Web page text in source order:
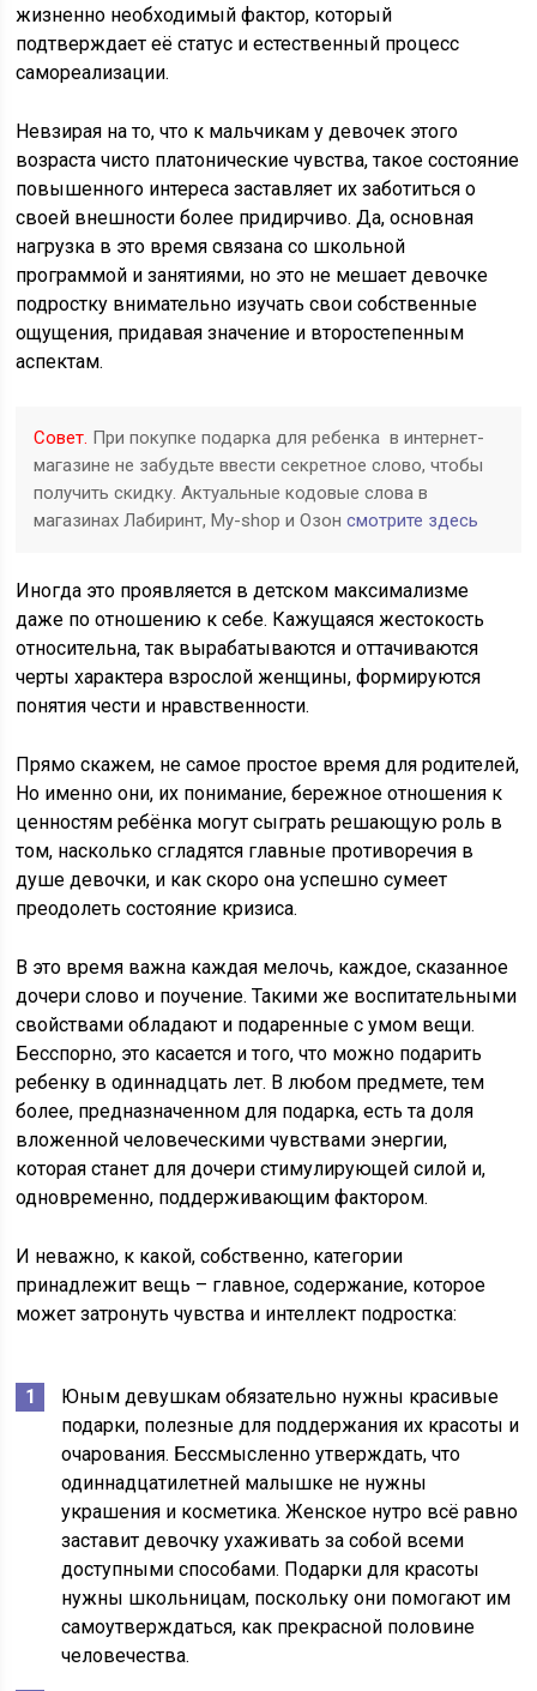
жизненно необходимый фактор, который
подтверждает её статус и естественный процесс
самореализации.
Невзирая на то, что к мальчикам у девочек этого
возраста чисто платонические чувства, такое состояние
повышенного интереса заставляет их заботиться о
своей внешности более придирчиво. Да, основная
нагрузка в это время связана со школьной
программой и занятиями, но это не мешает девочке
подростку внимательно изучать свои собственные
ощущения, придавая значение и второстепенным
аспектам.
Совет. При покупке подарка для ребенка в интернет-
магазине не забудьте ввести секретное слово, чтобы
получить скидку. Актуальные кодовые слова в
магазинах Лабиринт, My-shop и Озонсмотрите здесь
Иногда это проявляется в детском максимализме
даже по отношению к себе. Кажущаяся жестокость
относительна, так вырабатываются и оттачиваются
черты характера взрослой женщины, формируются
понятия чести и нравственности.
Прямо скажем, не самое простое время для родителей,
Но именно они, их понимание, бережное отношения к
ценностям ребёнка могут сыграть решающую роль в
том, насколько сгладятся главные противоречия в
душе девочки, и как скоро она успешно сумеет
преодолеть состояние кризиса.
В это время важна каждая мелочь, каждое, сказанное
дочери слово и поучение. Такими же воспитательными
свойствами обладают и подаренные с умом вещи.
Бесспорно, это касается и того, что можно подарить
ребенку в одиннадцать лет. В любом предмете, тем
более, предназначенном для подарка, есть та доля
вложенной человеческими чувствами энергии,
которая станет для дочери стимулирующей силой и,
одновременно, поддерживающим фактором.
И неважно, к какой, собственно, категории
принадлежит вещь – главное, содержание, которое
может затронуть чувства и интеллект подростка:
Юным девушкам обязательно нужны красивые
подарки, полезные для поддержания их красоты и
очарования. Бессмысленно утверждать, что
одиннадцатилетней малышке не нужны
украшения и косметика. Женское нутро всё равно
заставит девочку ухаживать за собой всеми
доступными способами. Подарки для красоты
нужны школьницам, поскольку они помогают им
самоутверждаться, как прекрасной половине
человечества.